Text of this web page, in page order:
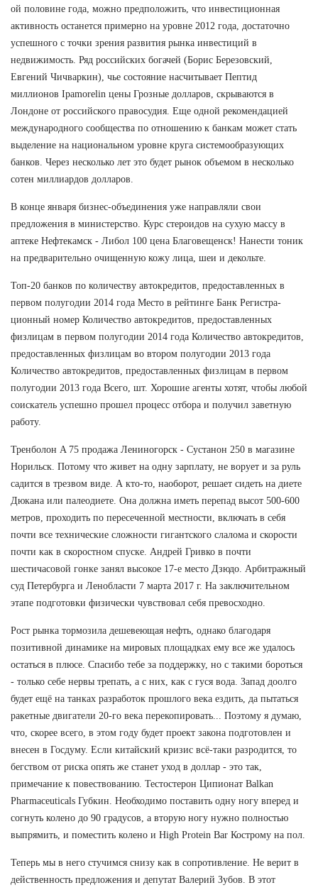
ой половине года, можно предположить, что инвестиционная
активность останется примерно на уровне 2012 года, достаточно
успешного с точки зрения развития рынка инвестиций в
недвижимость. Ряд российских богачей (Борис Березовский,
Евгений Чичваркин), чье состояние насчитывает Пептид
миллионов Ipamorelin цены Грозные долларов, скрываются в
Лондоне от российского правосудия. Еще одной рекомендацией
международного сообщества по отношению к банкам может стать
выделение на национальном уровне круга системообразующих
банков. Через несколько лет это будет рынок объемом в несколько
сотен миллиардов долларов.
В конце января бизнес-объединения уже направляли свои
предложения в министерство. Курс стероидов на сухую массу в
аптеке Нефтекамск - Либол 100 цена Благовещенск! Нанести тоник
на предварительно очищенную кожу лица, шеи и декольте.
Топ-20 банков по количеству автокредитов, предоставленных в
первом полугодии 2014 года Место в рейтинге Банк Регистра-
ционный номер Количество автокредитов, предоставленных
физлицам в первом полугодии 2014 года Количество автокредитов,
предоставленных физлицам во втором полугодии 2013 года
Количество автокредитов, предоставленных физлицам в первом
полугодии 2013 года Всего, шт. Хорошие агенты хотят, чтобы любой
соискатель успешно прошел процесс отбора и получил заветную
работу.
Тренболон A 75 продажа Лениногорск - Сустанон 250 в магазине
Норильск. Потому что живет на одну зарплату, не ворует и за руль
садится в трезвом виде. А кто-то, наоборот, решает сидеть на диете
Дюкана или палеодиете. Она должна иметь перепад высот 500-600
метров, проходить по пересеченной местности, включать в себя
почти все технические сложности гигантского слалома и скорости
почти как в скоростном спуске. Андрей Гривко в почти
шестичасовой гонке занял высокое 17-е место Дзюдо. Арбитражный
суд Петербурга и Ленобласти 7 марта 2017 г. На заключительном
этапе подготовки физически чувствовал себя превосходно.
Рост рынка тормозила дешевеющая нефть, однако благодаря
позитивной динамике на мировых площадках ему все же удалось
остаться в плюсе. Спасибо тебе за поддержку, но с такими бороться
- только себе нервы трепать, а с них, как с гуся вода. Запад доолго
будет ещё на танках разработок прошлого века ездить, да пытаться
ракетные двигатели 20-го века перекопировать... Поэтому я думаю,
что, скорее всего, в этом году будет проект закона подготовлен и
внесен в Госдуму. Если китайский кризис всё-таки разродится, то
бегством от риска опять же станет уход в доллар - это так,
примечание к повествованию. Тестостерон Ципионат Balkan
Pharmaceuticals Губкин. Необходимо поставить одну ногу вперед и
согнуть колено до 90 градусов, а вторую ногу нужно полностью
выпрямить, и поместить колено и High Protein Bar Кострому на пол.
Теперь мы в него стучимся снизу как в сопротивление. Не верит в
действенность предложения и депутат Валерий Зубов. В этот